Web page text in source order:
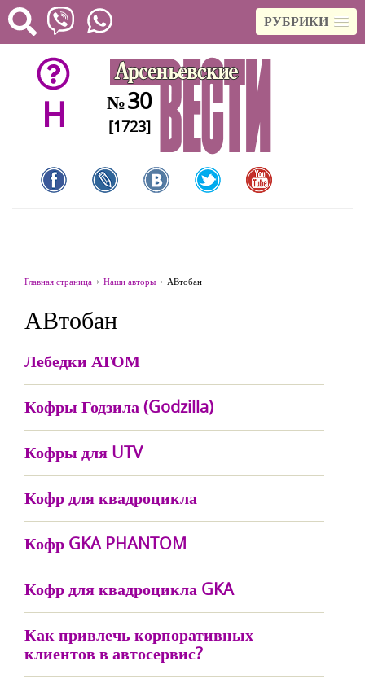
РУБРИКИ
H №30
[1723]
Главная страница Наши авторы АВтобан
АВтобан
Лебедки АТОМ
Кофры Годзила (Godzilla)
Кофры для UTV
Кофр для квадроцикла
Кофр GKA PHANTOM
Кофр для квадроцикла GKA
Как привлечь корпоративных
клиентов в автосервис?